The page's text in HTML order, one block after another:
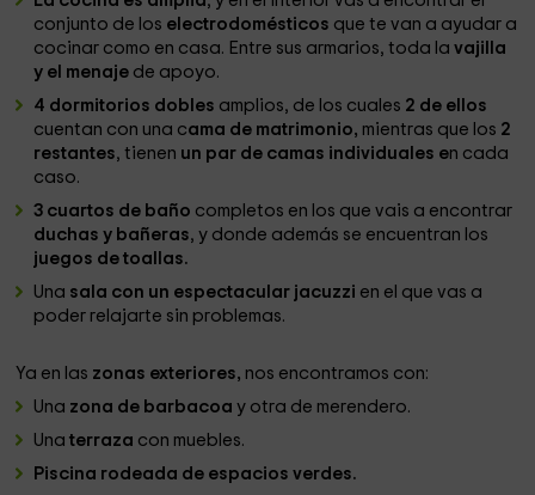
conjunto de los electrodomésticos que te van a ayudar a
cocinar como en casa. Entre sus armarios, toda la vajilla
y el menaje de apoyo.
4 dormitorios dobles amplios, de los cuales 2 de ellos
cuentan con una cama de matrimonio, mientras que los 2
restantes, tienen un par de camas individuales en cada
caso.
3 cuartos de baño completos en los que vais a encontrar
duchas y bañeras, y donde además se encuentran los
juegos de toallas.
Una sala con un espectacular jacuzzi en el que vas a
poder relajarte sin problemas.
Ya en las zonas exteriores, nos encontramos con:
Una zona de barbacoay otra de merendero.
Unaterraza con muebles.
Piscina rodeada de espacios verdes.